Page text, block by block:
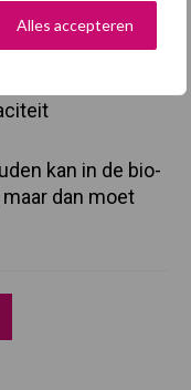
Alles accepteren
in evenwicht
kan in de bio-
dan moet